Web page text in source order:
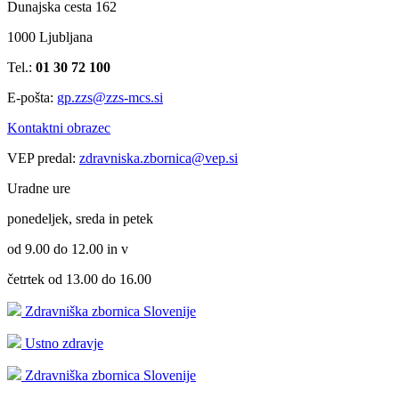
Dunajska cesta 162
1000 Ljubljana
Tel.: 01 30 72 100
E-pošta: gp.zzs@zzs-mcs.si
Kontaktni obrazec
VEP predal: zdravniska.zbornica@vep.si
Uradne ure
ponedeljek, sreda in petek
od 9.00 do 12.00 in v
četrtek od 13.00 do 16.00
Zdravniška zbornica Slovenije
Ustno zdravje
Zdravniška zbornica Slovenije